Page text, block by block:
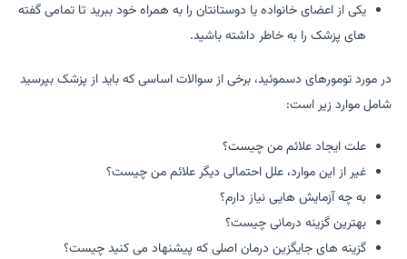
یکی از اعضای خانواده یا دوستانتان را به همراه خود ببرید تا تمامی گفته
های پزشک را به خاطر داشته باشید.
در مورد تومورهای دسموئید، برخی از سوالات اساسی که باید از پزشک بپرسید
شامل موارد زیر است:
علت ایجاد علائم من چیست؟
غیر از این موارد، علل احتمالی دیگر علائم من چیست؟
به چه آزمایش هایی نیاز دارم؟
بهترین گزینه درمانی چیست؟
گزینه های جایگزین درمان اصلی که پیشنهاد می کنید چیست؟